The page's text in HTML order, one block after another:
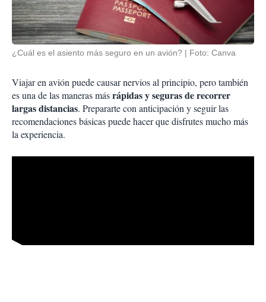
¿Cuál es el asiento más seguro en un avión? Foto: Canva
Viajar en avión puede causar nervios al principio, pero también
es una de las maneras másrápidas y seguras de recorrer
largas distancias. Prepararte con anticipación y seguir las
recomendaciones básicas puede hacer que disfrutes mucho más
la experiencia.